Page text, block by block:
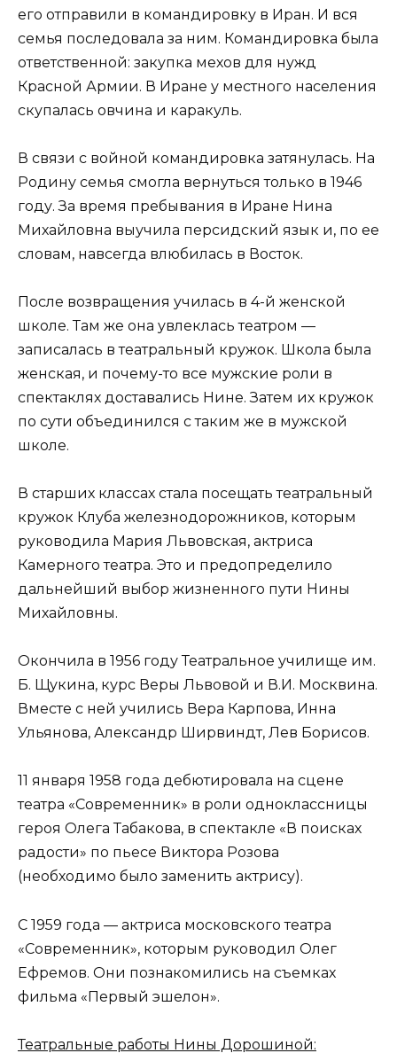
его отправили в командировку в Иран. И вся
семья последовала за ним. Командировка была
ответственной: закупка мехов для нужд
Красной Армии. В Иране у местного населения
скупалась овчина и каракуль.
В связи с войной командировка затянулась. На
Родину семья смогла вернуться только в 1946
году. За время пребывания в Иране Нина
Михайловна выучила персидский язык и, по ее
словам, навсегда влюбилась в Восток.
После возвращения училась в 4-й женской
школе. Там же она увлеклась театром —
записалась в театральный кружок. Школа была
женская, и почему-то все мужские роли в
спектаклях доставались Нине. Затем их кружок
по сути объединился с таким же в мужской
школе.
В старших классах стала посещать театральный
кружок Клуба железнодорожников, которым
руководила Мария Львовская, актриса
Камерного театра. Это и предопределило
дальнейший выбор жизненного пути Нины
Михайловны.
Окончила в 1956 году Театральное училище им.
Б. Щукина, курс Веры Львовой и В.И. Москвина.
Вместе с ней учились Вера Карпова, Инна
Ульянова, Александр Ширвиндт, Лев Борисов.
11 января 1958 года дебютировала на сцене
театра «Современник» в роли одноклассницы
героя Олега Табакова, в спектакле «В поисках
радости» по пьесе Виктора Розова
(необходимо было заменить актрису).
С 1959 года — актриса московского театра
«Современник», которым руководил Олег
Ефремов. Они познакомились на съемках
фильма «Первый эшелон».
Театральные работы Нины Дорошиной: